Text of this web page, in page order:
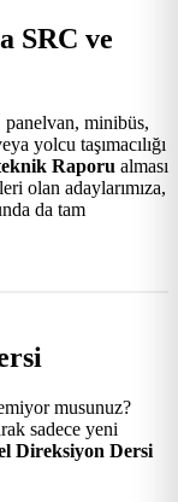
SRC ve
minibüs,
yolcu taşımacılığı
Raporu alması
olan adaylarımıza,
da tam
musunuz?
sadece yeni
Direksiyon Dersi